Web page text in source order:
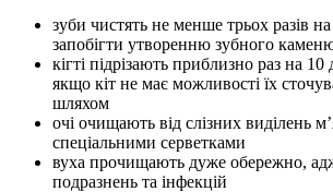
зуби чистять не менше трьох разів
запобігти утворенню зубного
кігті підрізають приблизно раз на
якщо кіт не має можливості їх
шляхом
очі очищають від слізних виділень
спеціальними серветками
вуха прочищають дуже обережно,
подразнень та інфекцій